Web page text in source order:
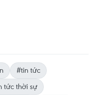
#tin tức
tức thời sự